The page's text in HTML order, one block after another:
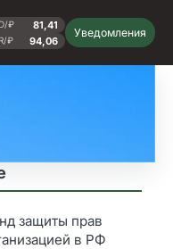
₽ 81,41
₽ 94,06
Уведомления
защиты прав
в РФ